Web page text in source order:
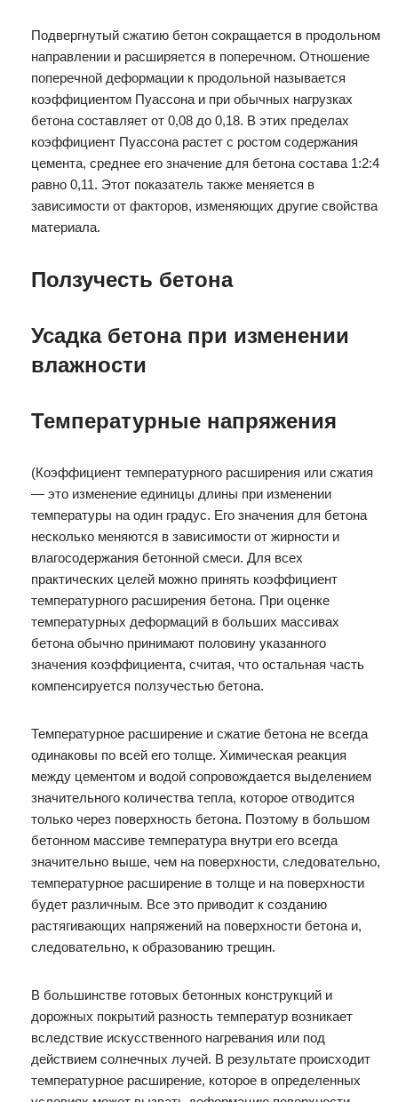
Подвергнутый сжатию бетон сокращается в продольном
направлении и расширяется в поперечном. Отношение
поперечной деформации к продольной называется
коэффициентом Пуассона и при обычных нагрузках
бетона составляет от 0,08 до 0,18. В этих пределах
коэффициент Пуассона растет с ростом содержания
цемента, среднее его значение для бетона состава 1:2:4
равно 0,11. Этот показатель также меняется в
зависимости от факторов, изменяющих другие свойства
материала.
Ползучесть бетона
Усадка бетона при изменении
влажности
Температурные напряжения
(Коэффициент температурного расширения или сжатия
— это изменение единицы длины при изменении
температуры на один градус. Его значения для бетона
несколько меняются в зависимости от жирности и
влагосодержания бетонной смеси. Для всех
практических целей можно принять коэффициент
температурного расширения бетона. При оценке
температурных деформаций в больших массивах
бетона обычно принимают половину указанного
значения коэффициента, считая, что остальная часть
компенсируется ползучестью бетона.
Температурное расширение и сжатие бетона не всегда
одинаковы по всей его толще. Химическая реакция
между цементом и водой сопровождается выделением
значительного количества тепла, которое отводится
только через поверхность бетона. Поэтому в большом
бетонном массиве температура внутри его всегда
значительно выше, чем на поверхности, следовательно,
температурное расширение в толще и на поверхности
будет различным. Все это приводит к созданию
растягивающих напряжений на поверхности бетона и,
следовательно, к образованию трещин.
В большинстве готовых бетонных конструкций и
дорожных покрытий разность температур возникает
вследствие искусственного нагревания или под
действием солнечных лучей. В результате происходит
температурное расширение, которое в определенных